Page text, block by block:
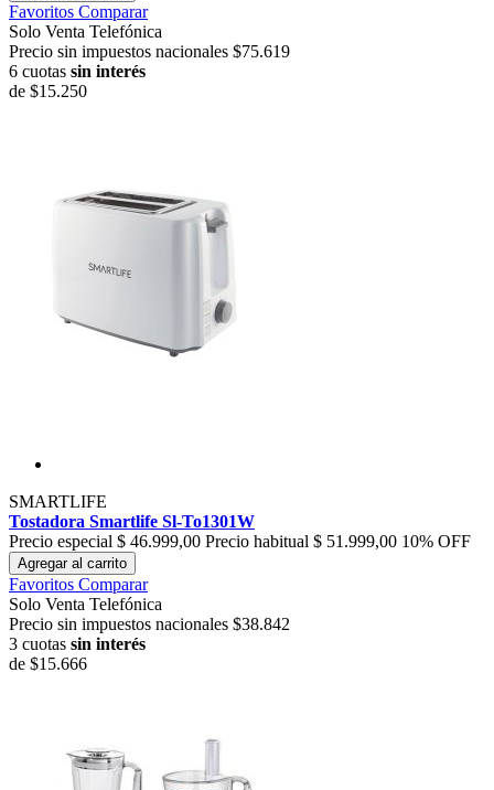
Favoritos Comparar
Solo Venta Telefónica
Precio sin impuestos nacionales $75.619
6 cuotas sin interés
de $15.250
SMARTLIFE
Tostadora Smartlife Sl-To1301W
Precio especial $ 46.999,00 Precio habitual $ 51.999,00 10% OFF
Agregar al carrito
Favoritos Comparar
Solo Venta Telefónica
Precio sin impuestos nacionales $38.842
3 cuotas sin interés
de $15.666